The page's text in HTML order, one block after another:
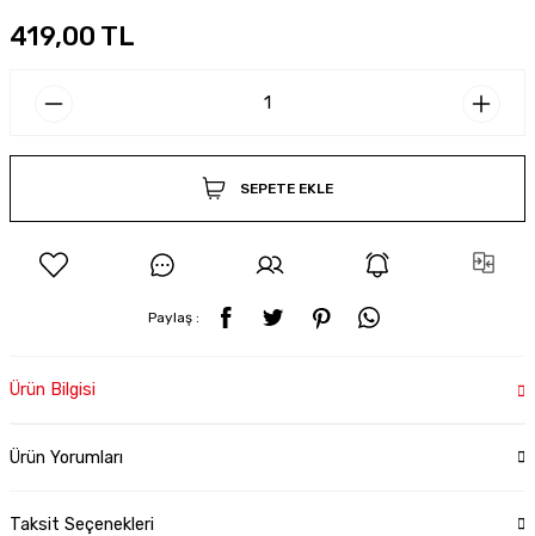
419,00 TL
SEPETE EKLE
Paylaş :
Ürün Bilgisi
Ürün Yorumları
Taksit Seçenekleri